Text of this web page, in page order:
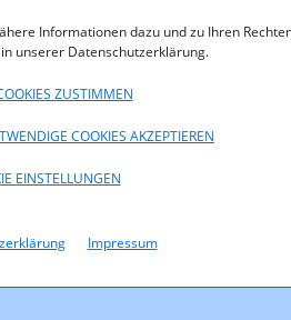
Informationen dazu und zu Ihren
unserer Datenschutzerklärung.
ZUSTIMMEN
COOKIES AKZEPTIEREN
EINSTELLUNGEN
Impressum